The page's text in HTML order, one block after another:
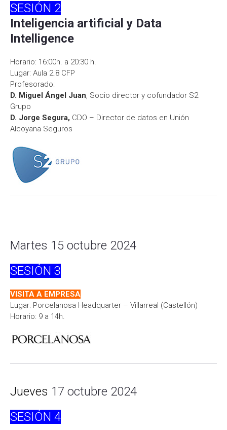
SESIÓN 2
Inteligencia artificial y Data
Intelligence
Horario: 16:00h. a 20:30 h.
Lugar: Aula 2.8 CFP
Profesorado:
D. Miguel Ángel Juan , Socio director y cofundador S2
Grupo
D. Jorge Segura, CDO – Director de datos en Unión
Alcoyana Seguros
Martes 15 octubre 2024
SESIÓN 3
VISITA A EMPRESA
Lugar: Porcelanosa Headquarter – Villarreal (Castellón)
Horario: 9 a 14h.
Jueves 17 octubre 2024
SESIÓN 4